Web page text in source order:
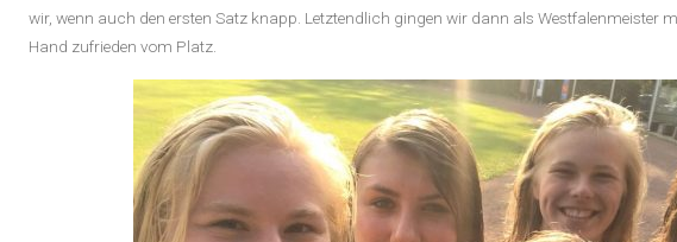
wir, wenn auch den ersten Satz knapp. Letztendlich gingen wir dann als Westfalenmeister
Hand zufrieden vom Platz.
Archiv
Juni 2026
Mai 2026
Januar 2026
September
April 2025
März 2025